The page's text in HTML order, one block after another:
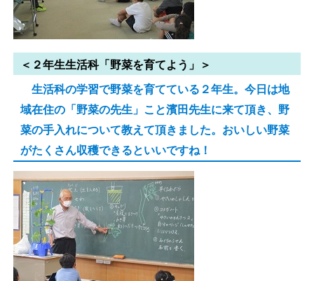
＜２年生生活科「野菜を育てよう」＞
生活科の学習で野菜を育てている２年生。今日は地
域在住の「野菜の先生」こと濱田先生に来て頂き、野
菜の手入れについて教えて頂きました。おいしい野菜
がたくさん収穫できるといいですね！